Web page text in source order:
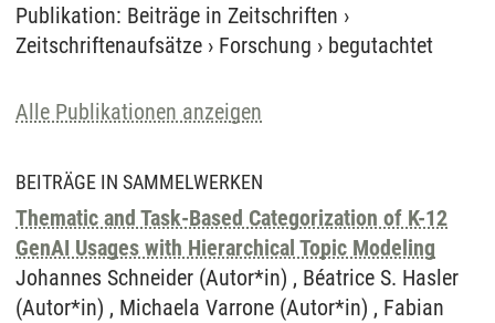
Publikation: Beiträge in Zeitschriften ›
Zeitschriftenaufsätze › Forschung › begutachtet
Alle Publikationen anzeigen
BEITRÄGE IN SAMMELWERKEN
Thematic and Task-Based Categorization of K-12
GenAI Usages with Hierarchical Topic Modeling
Johannes Schneider (Autor*in) , Béatrice S. Hasler
(Autor*in) , Michaela Varrone (Autor*in) , Fabian